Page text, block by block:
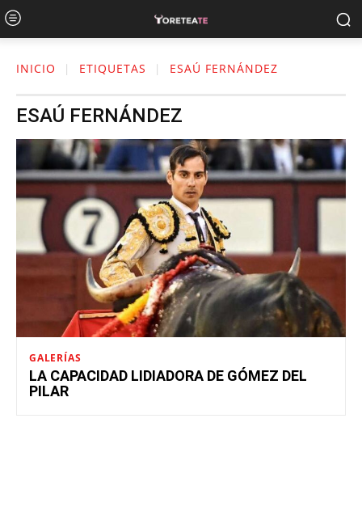
INICIO ETIQUETAS ESAÚ FERNÁNDEZ
ESAÚ FERNÁNDEZ
GALERÍAS
LA CAPACIDAD LIDIADORA DE GÓMEZ DEL
PILAR